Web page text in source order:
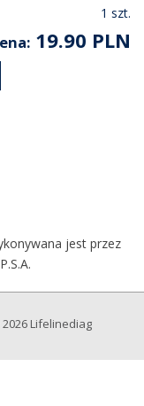
1 szt.
19.90 PLN
jest przez
Lifelinediag